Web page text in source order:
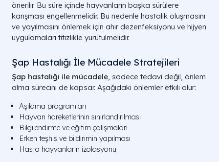
önerilir. Bu süre içinde hayvanların başka sürülere
karışması engellenmelidir. Bu nedenle hastalık oluşmasını
ve yayılmasını önlemek için ahır dezenfeksiyonu ve hijyen
uygulamaları titizlikle yürütülmelidir.
Şap Hastalığı İle Mücadele Stratejileri
Şap hastalığı ile mücadele, sadece tedavi değil, önlem
alma sürecini de kapsar. Aşağıdaki önlemler etkili olur:
Aşılama programları
Hayvan hareketlerinin sınırlandırılması
Bilgilendirme ve eğitim çalışmaları
Erken teşhis ve bildirimin yapılması
Hasta hayvanların izolasyonu